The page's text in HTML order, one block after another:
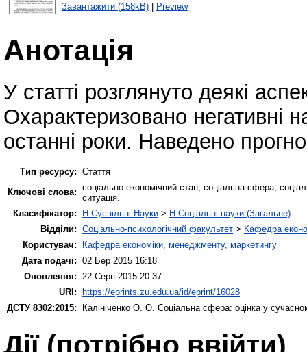
Завантажити (158kB)| Preview
Анотація
У статті розглянуто деякі
Охарактеризовано негативні
останні роки. Наведено
Тип ресурсу: Стаття
Ключові слова: соціально-економічний стан, соціальна сфера,
ситуація.
Класифікатор:
H Суспільні Науки > H Соціальні науки (Загальне)
Відділи: Соціально-психологічний факультет > Кафедра
Користувач:
Кафедра економіки, менеджменту, маркетингу
Дата подачі: 02 Бер 2015 16:18
Оновлення:
22 Серп 2015 20:37
URI: https://eprints.zu.edu.ua/id/eprint/16028
ДСТУ 8302:2015:
Калініченко О. О. Соціальна сфера: оцінка у
Дії ​​(потрібно ввійти)